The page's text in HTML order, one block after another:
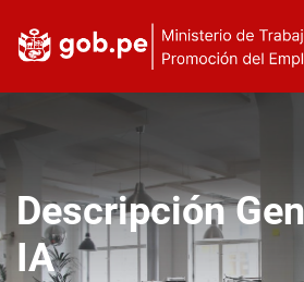
Descripción
IA